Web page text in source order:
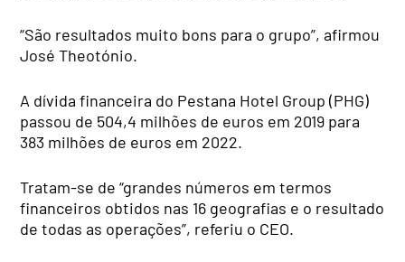
“São resultados muito bons para o grupo”, afirmou
José Theotónio.
A dívida financeira do Pestana Hotel Group (PHG)
passou de 504,4 milhões de euros em 2019 para
383 milhões de euros em 2022.
Tratam-se de “grandes números em termos
financeiros obtidos nas 16 geografias e o resultado
de todas as operações”, referiu o CEO.